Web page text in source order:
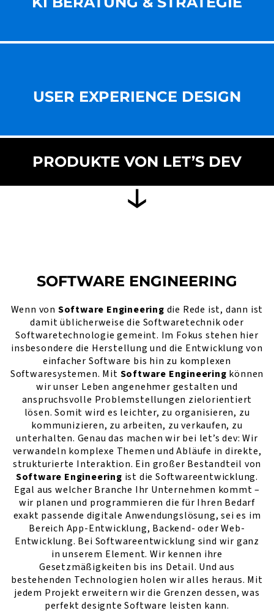
USER EXPERIENCE DESIGN
PRODUKTE VON LET’S DEV
SOFTWARE ENGINEERING
Wenn von Software Engineering die Rede ist, dann ist
damit üblicherweise die Softwaretechnik oder
Softwaretechnologie gemeint. Im Fokus stehen hier
insbesondere die Herstellung und die Entwicklung von
einfacher Software bis hin zu komplexen
Softwaresystemen. Mit Software Engineering können
wir unser Leben angenehmer gestalten und
anspruchsvolle Problemstellungen zielorientiert
lösen. Somit wird es leichter, zu organisieren, zu
kommunizieren, zu arbeiten, zu verkaufen, zu
unterhalten. Genau das machen wir bei let’s dev: Wir
verwandeln komplexe Themen und Abläufe in direkte,
strukturierte Interaktion. Ein großer Bestandteil von
Software Engineering ist die Softwareentwicklung.
Egal aus welcher Branche Ihr Unternehmen kommt –
wir planen und programmieren die für Ihren Bedarf
exakt passende digitale Anwendungslösung, sei es im
Bereich App-Entwicklung, Backend- oder Web-
Entwicklung. Bei Softwareentwicklung sind wir ganz
in unserem Element. Wir kennen ihre
Gesetzmäßigkeiten bis ins Detail. Und aus
bestehenden Technologien holen wir alles heraus. Mit
jedem Projekt erweitern wir die Grenzen dessen, was
perfekt designte Software leisten kann.